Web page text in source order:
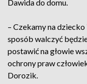
Dawida do domu.
– Czekamy na
sposób walczyć
postawić na głowie
ochrony praw
Dorozik.